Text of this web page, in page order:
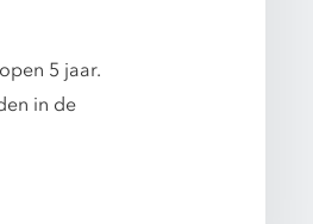
5 jaar.
in de